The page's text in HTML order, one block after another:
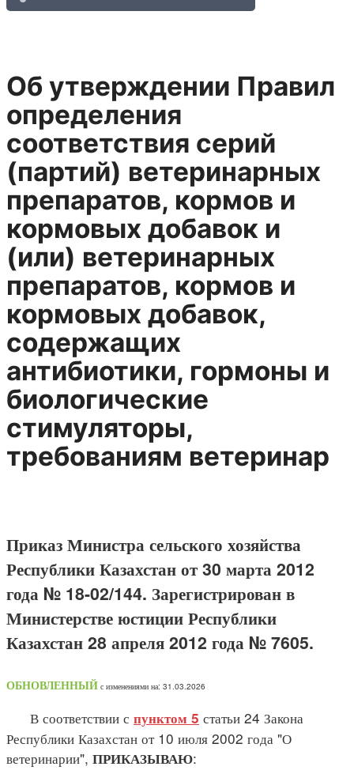
Об утверждении Правил
определения
соответствия серий
(партий) ветеринарных
препаратов, кормов и
кормовых добавок и
(или) ветеринарных
препаратов, кормов и
кормовых добавок,
содержащих
антибиотики, гормоны и
биологические
стимуляторы,
требованиям ветеринар
Приказ Министра сельского хозяйства
Республики Казахстан от 30 марта 2012
года № 18-02/144. Зарегистрирован в
Министерстве юстиции Республики
Казахстан 28 апреля 2012 года № 7605.
ОБНОВЛЕННЫЙ с изменениями на: 31.03.2026
В соответствии с пунктом 5 статьи 24 Закона
Республики Казахстан от 10 июля 2002 года "О
ветеринарии", ПРИКАЗЫВАЮ: